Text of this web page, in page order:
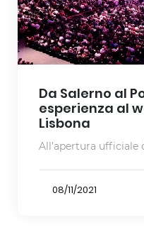
Da Salerno al
esperienza al
Lisbona
All’apertura ufficiale
08/11/2021